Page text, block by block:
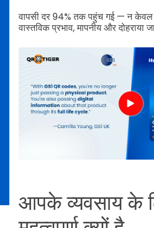
वापसी दर 94% तक पहुंच गई — न केवल
वास्तविक प्रभाव, मापनीय और दोहराया
आपके व्यवसाय के